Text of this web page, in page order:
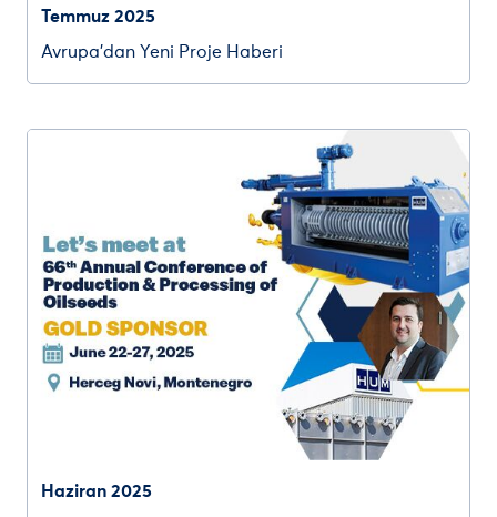
Temmuz 2025
Avrupa’dan Yeni Proje Haberi
Haziran 2025